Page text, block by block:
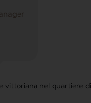
vittoriana nel quartiere di